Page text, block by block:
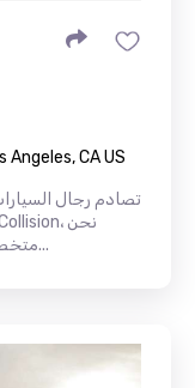
Angeles, CA US
متخصصون في إصلاح وإعادة صقل التصادمات...